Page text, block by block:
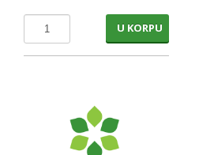
ROLL ON, STICK, LOSIONI
KONDOMI, SUP.LEPAK, FLASTERI
BRIJACI I PATRONE ZA BRIJANJE
U KORPU